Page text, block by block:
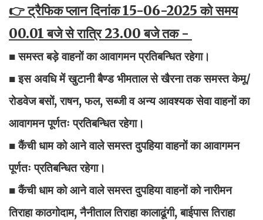
👉 ट्रैफिक प्लान दिनांक 15-06-2025 को समय
00.01 बजे से रात्रि 23.00 बजे तक -
■ समस्त बड़े वाहनों का आवागमन प्रतिबन्धित रहेगा।
■ इस अवधि में खुटानी बैण्ड भीमताल से खैरना तक समस्त केमू/
रोडवेज बसों, राषन, फल, सब्जी व अन्य आवश्यक सेवा वाहनों का
आवागमन पूर्णतः प्रतिबन्धित रहेगा।
■ कैंची धाम को आने वाले समस्त दुपहिया वाहनों का आवागमन
पूर्णतः प्रतिबन्धित रहेगा।
■ कैंची धाम को आने वाले समस्त दुपहिया वाहनों को नारीमन
तिराहा काठगोदाम, नैनीताल तिराहा कालाढूंगी, बाईपास तिराहा